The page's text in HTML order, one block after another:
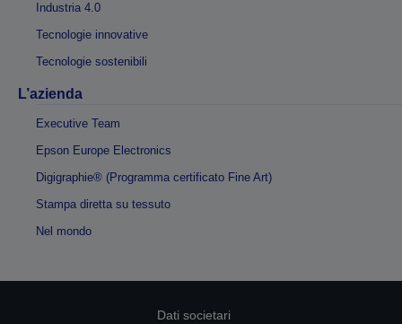
Industria 4.0
Tecnologie innovative
Tecnologie sostenibili
L’azienda
Executive Team
Epson Europe Electronics
Digigraphie® (Programma certificato Fine Art)
Stampa diretta su tessuto
Nel mondo
Dati societari